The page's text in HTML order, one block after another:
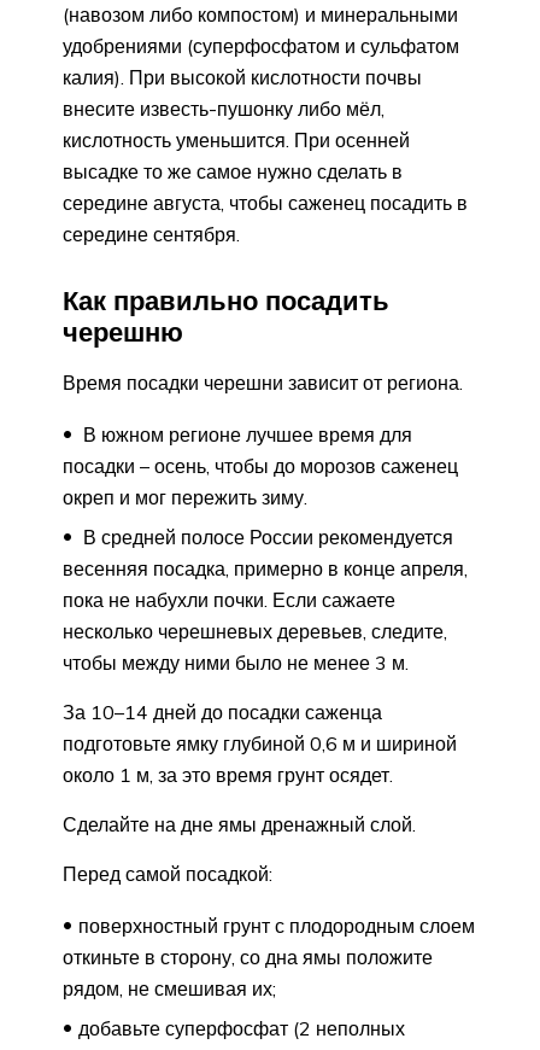
(навозом либо компостом) и минеральными
удобрениями (суперфосфатом и сульфатом
калия). При высокой кислотности почвы
внесите известь-пушонку либо мёл,
кислотность уменьшится. При осенней
высадке то же самое нужно сделать в
середине августа, чтобы саженец посадить в
середине сентября.
Как правильно посадить
черешню
Время посадки черешни зависит от региона.
В южном регионе лучшее время для
посадки – осень, чтобы до морозов саженец
окреп и мог пережить зиму.
В средней полосе России рекомендуется
весенняя посадка, примерно в конце апреля,
пока не набухли почки. Если сажаете
несколько черешневых деревьев, следите,
чтобы между ними было не менее 3 м.
За 10–14 дней до посадки саженца
подготовьте ямку глубиной 0,6 м и шириной
около 1 м, за это время грунт осядет.
Сделайте на дне ямы дренажный слой.
Перед самой посадкой:
поверхностный грунт с плодородным слоем
откиньте в сторону, со дна ямы положите
рядом, не смешивая их;
добавьте суперфосфат (2 неполных